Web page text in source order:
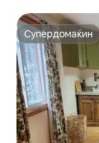
Супердомаќин
Супердомаќин